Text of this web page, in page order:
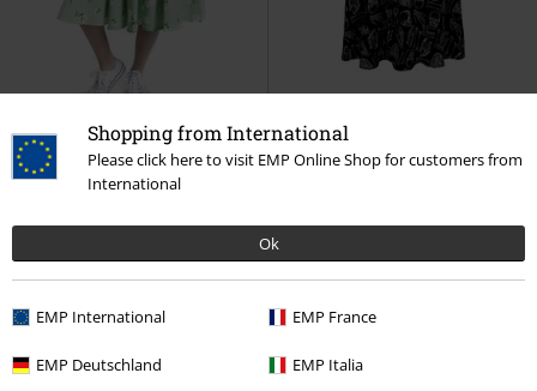
Shopping from International
Please click here to visit EMP Online Shop for customers from
International
Ok
EMP International EMP France
EMP Deutschland EMP Italia
% Bijna uitverkocht
€ 62,99
% Decoratieve elementen